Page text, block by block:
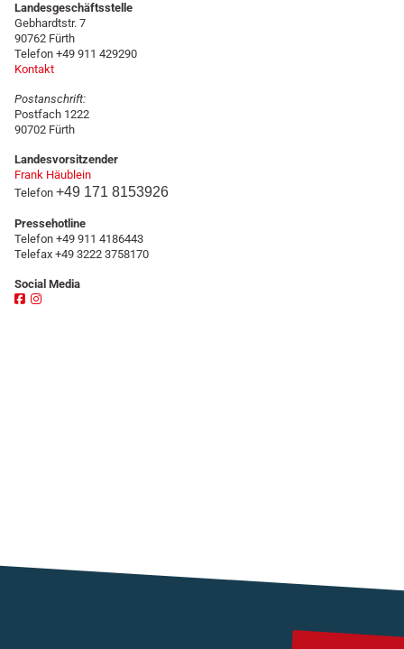
Landesgeschäftsstelle
Gebhardtstr. 7
90762 Fürth
Telefon +49 911 429290
Kontakt
Postanschrift:
Postfach 1222
90702 Fürth
Landesvorsitzender
Frank Häublein
Telefon +49 171 8153926
Pressehotline
Telefon +49 911 4186443
Telefax +49 3222 3758170
Social Media